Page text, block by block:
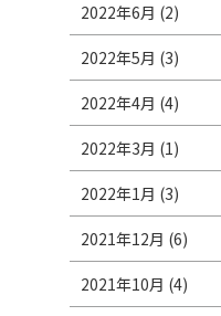
2022年6月 (2)
2022年5月 (3)
2022年4月 (4)
2022年3月 (1)
2022年1月 (3)
2021年12月 (6)
2021年10月 (4)